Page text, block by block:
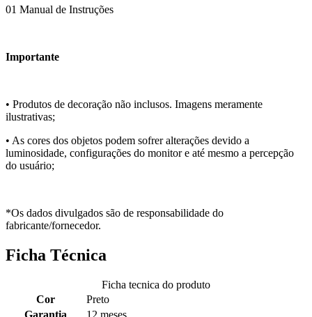
01 Manual de Instruções
Importante
• Produtos de decoração não inclusos. Imagens meramente
ilustrativas;
• As cores dos objetos podem sofrer alterações devido a
luminosidade, configurações do monitor e até mesmo a percepção
do usuário;
*Os dados divulgados são de responsabilidade do
fabricante/fornecedor.
Ficha Técnica
Ficha tecnica do produto
Cor
Preto
Garantia
12 meses